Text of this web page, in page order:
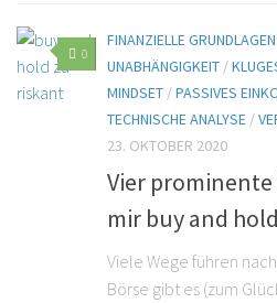
0
FINANZIELLE GRUNDLAGEN
UNABHÄNGIGKEIT /
MINDSET /PASSIVES
TECHNISCHE ANALYSE /
23. OKTOBER 2020
Vier
mir buy and
Viele Wege führen
Börse gibt es (zum